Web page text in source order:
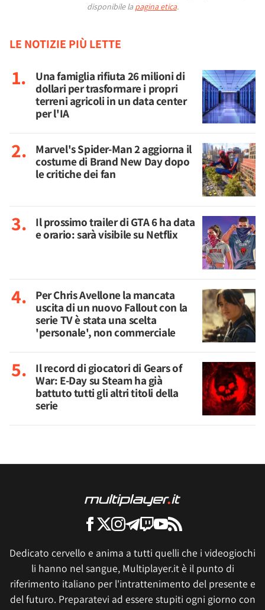
disponibile la pagina etica.
LE NOTIZIE PIÙ LETTE
Una famiglia rifiuta 26 milioni di
dollari per trasformare i propri
terreni agricoli in un data center
per l'IA
Marvel's Spider-Man 2 aggiorna il
costume di Brand New Day dopo
le critiche dei fan
Il prossimo trailer di GTA 6 ha data
e orario: sarà visibile su Netflix
Per Chris Avellone la mancata
uscita di un nuovo Fallout con la
serie TV è stata una scelta
'personale', non commerciale
Il record di giocatori di Gears of
War: E-Day su Steam ha già
battuto tutti gli altri titoli della
serie
Dedicato cervello e anima a tutti quelli che i videogiochi
li hanno nel sangue, Multiplayer.it è il punto di
riferimento italiano per l'intrattenimento del presente e
del futuro. Preparatevi ad essere stupiti ogni giorno con